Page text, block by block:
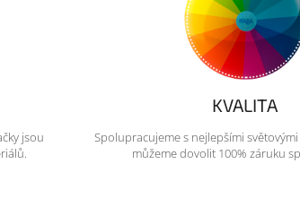
jsou
KVALITA
Spolupracujeme s nejlepšími
můžeme dovolit 100% záruku